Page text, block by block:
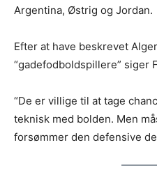
Argentina, Østrig og Jordan.
Efter at have beskrevet
“gadefodboldspillere” siger
“De er villige til at tage
teknisk med bolden. Men
forsømmer den defensive